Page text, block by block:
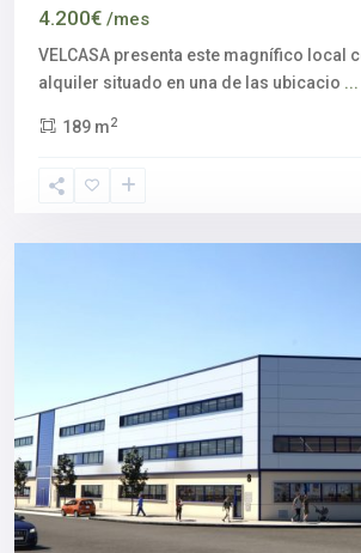
4.200€ /mes
VELCASA presenta este magnífico local
alquiler situado en una de las ubicacio ...
189 m2
Polígono
La
Sevilla